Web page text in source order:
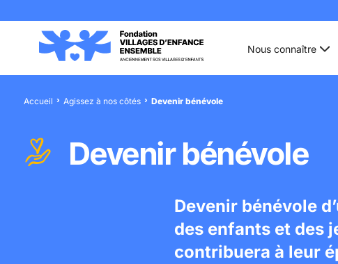
Nous connaître
Accueil Agissez à nos côtés Devenir bénévole
Devenir bénévole
Devenir bénévole
des enfants et des
contribuera à leur